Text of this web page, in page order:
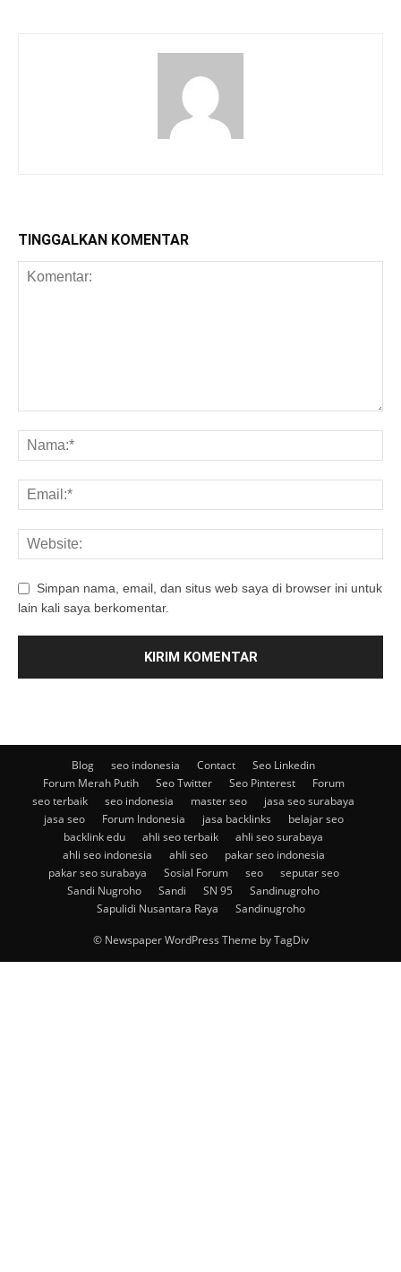
TINGGALKAN KOMENTAR
Simpan nama, email, dan situs web saya di browser ini untuk
lain kali saya berkomentar.
Blog seo indonesia Contact
Seo Linkedin
Forum Merah Putih
Seo Twitter Seo Pinterest
Forum
seo terbaik
seo indonesia master seo
jasa seo surabaya
jasa seo
Forum Indonesia jasa backlinks
belajar seo
backlink edu
ahli seo terbaik
ahli seo surabaya
ahli seo indonesia
ahli seo
pakar seo indonesia
pakar seo surabaya
Sosial Forum seo
seputar seo
Sandi Nugroho
Sandi SN 95
Sandinugroho
Sapulidi Nusantara Raya
Sandinugroho
© Newspaper WordPress Theme by TagDiv